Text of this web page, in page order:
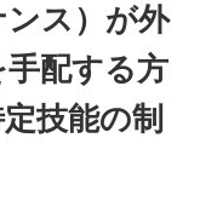
ス）が外
配する方
技能の制